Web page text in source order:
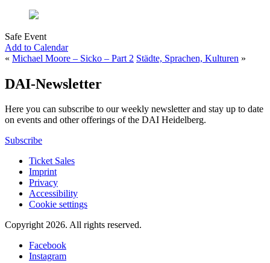
Safe Event
Add to Calendar
« Michael Moore – Sicko – Part 2 Städte, Sprachen, Kulturen »
DAI-Newsletter
Here you can subscribe to our weekly newsletter and stay up to date
on events and other offerings of the DAI Heidelberg.
Subscribe
Ticket Sales
Imprint
Privacy
Accessibility
Cookie settings
Copyright 2026. All rights reserved.
Facebook
Instagram